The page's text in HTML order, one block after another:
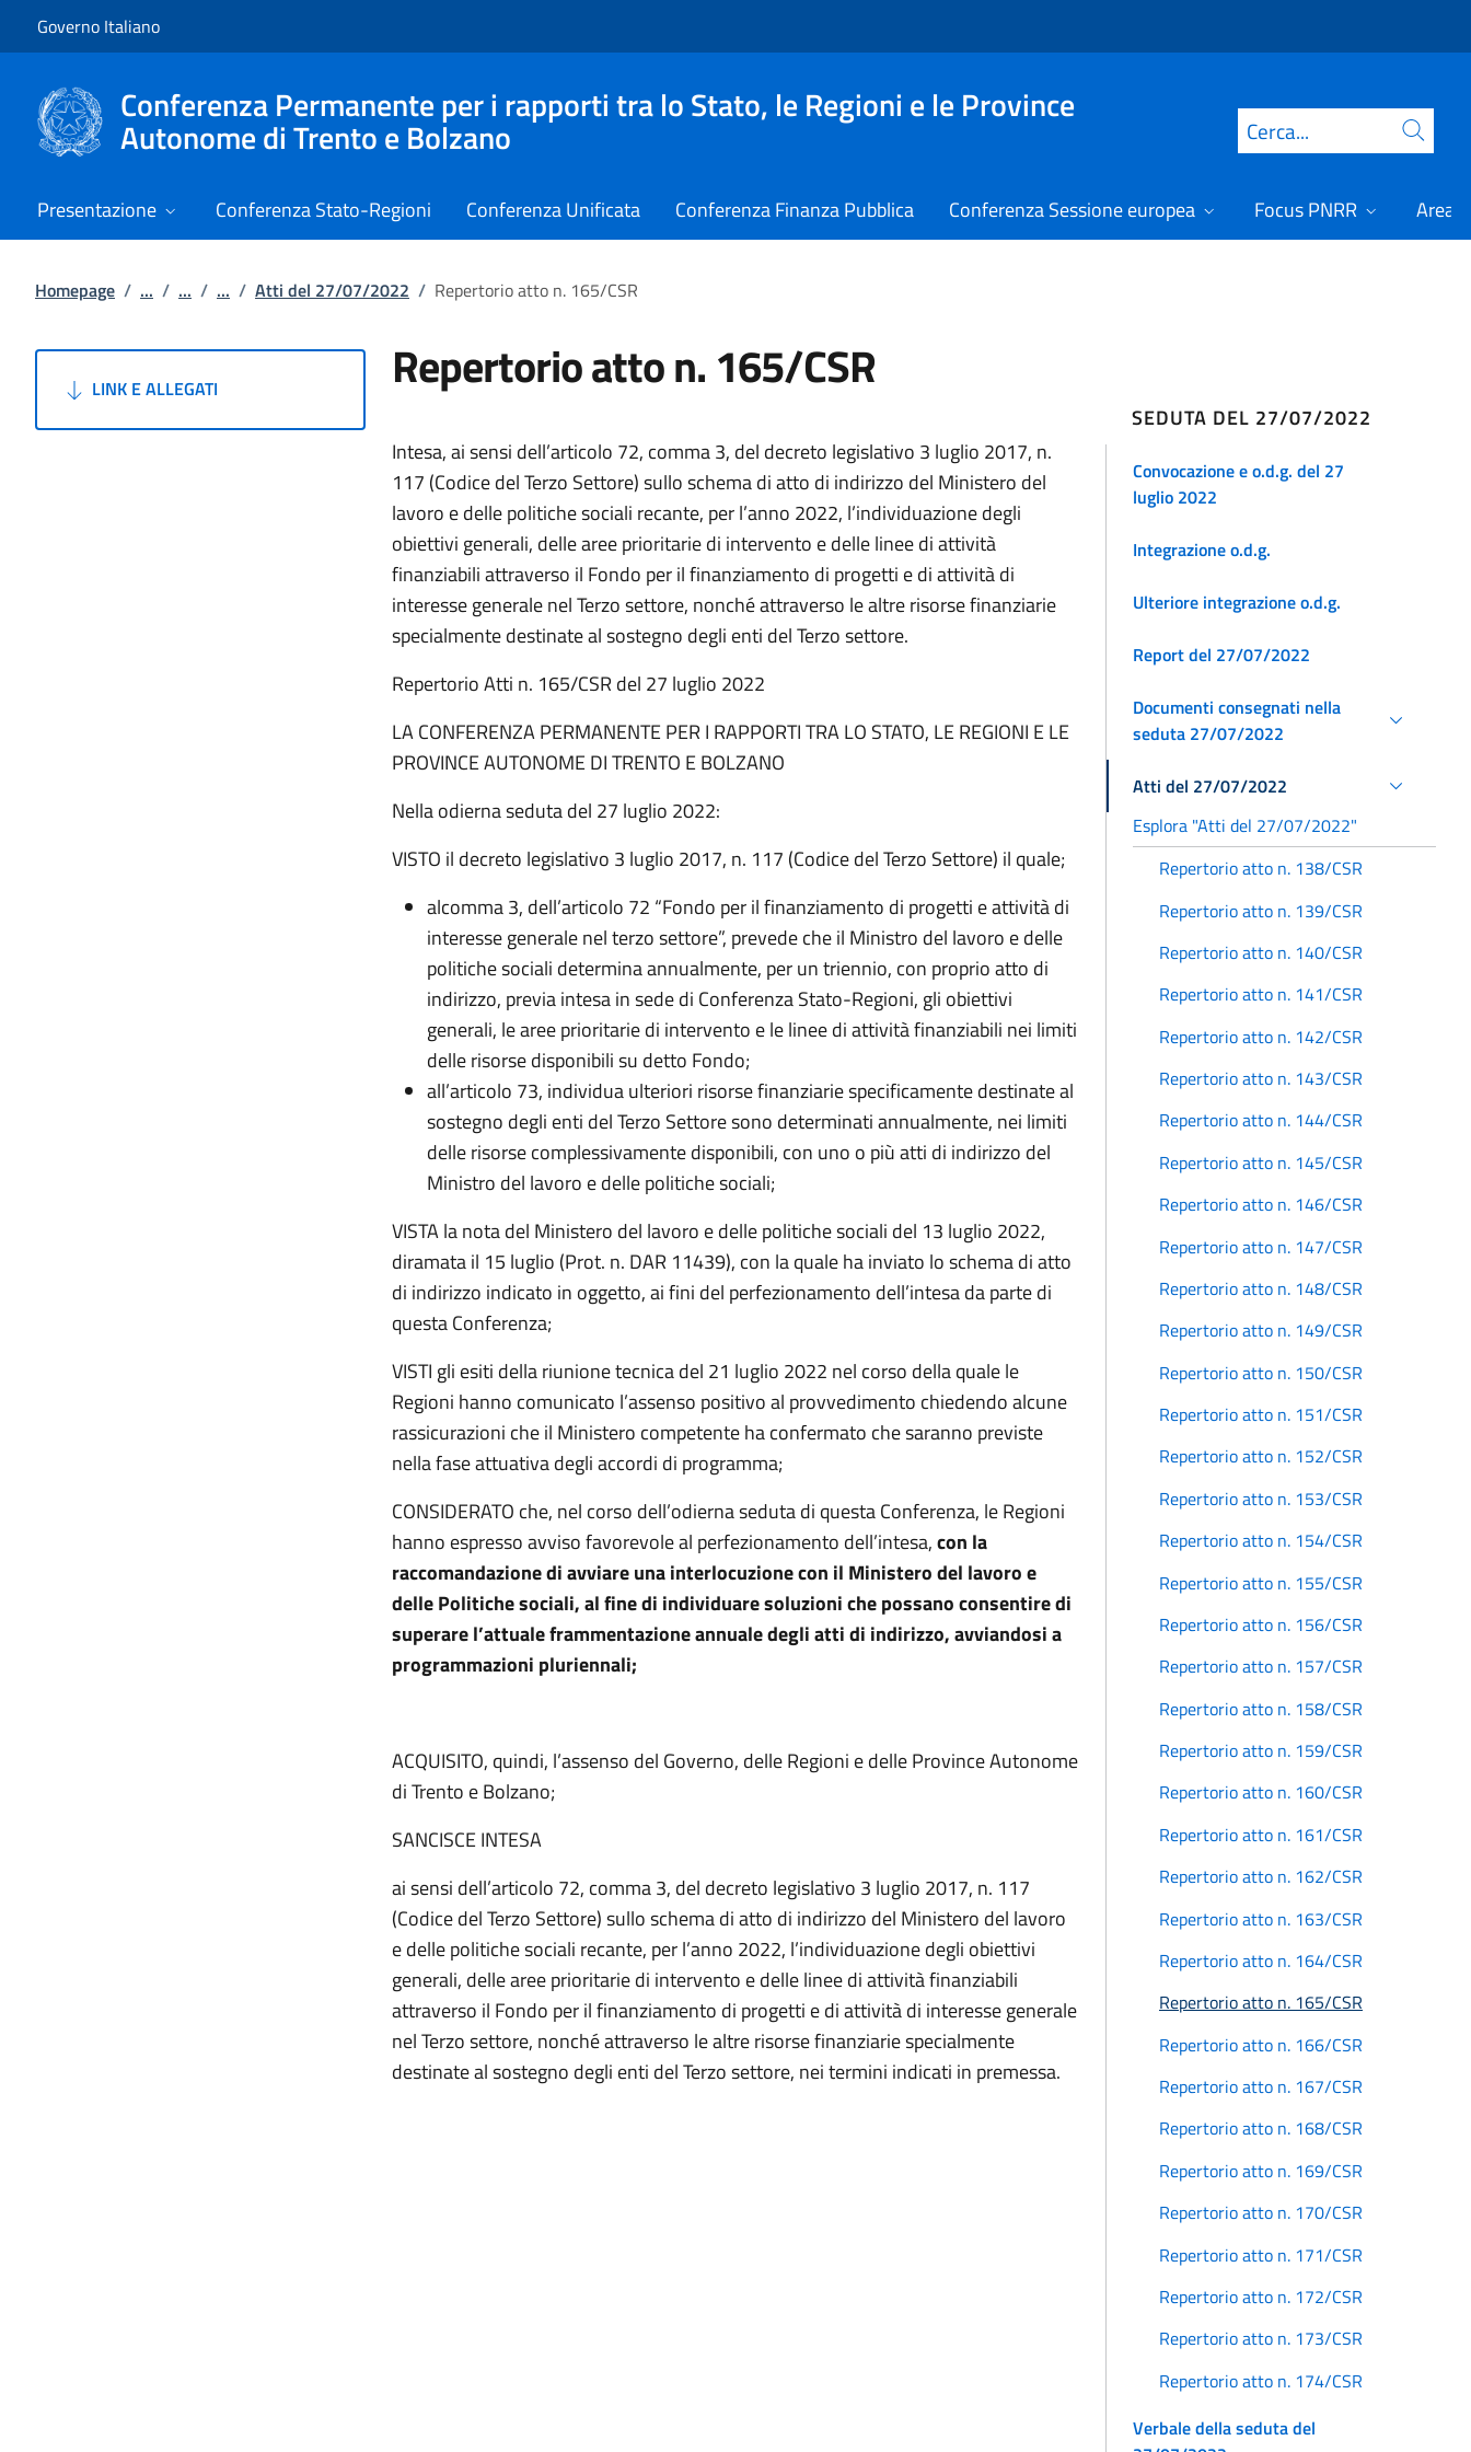
Governo Italiano
Conferenza Permanente per i rapporti tra lo Stato, le Regioni e le Province
Autonome di Trento e Bolzano Cerca
Presentazione Conferenza Stato-Regioni Conferenza Unificata Conferenza Finanza Pubblica Conferenza Sessione europea Focus PNRR Area
Homepage / ... / ... / ... / Atti del 27/07/2022 / Repertorio atto n. 165/CSR
LINK E ALLEGATI Repertorio atto n. 165/CSR
Intesa, ai sensi dell’articolo 72, comma 3, del decreto legislativo 3 luglio 2017, n.
117 (Codice del Terzo Settore) sullo schema di atto di indirizzo del Ministero del
lavoro e delle politiche sociali recante, per l’anno 2022, l’individuazione degli
obiettivi generali, delle aree prioritarie di intervento e delle linee di attività
finanziabili attraverso il Fondo per il finanziamento di progetti e di attività di
interesse generale nel Terzo settore, nonché attraverso le altre risorse finanziarie
specialmente destinate al sostegno degli enti del Terzo settore.
Repertorio Atti n. 165/CSR del 27 luglio 2022
LA CONFERENZA PERMANENTE PER I RAPPORTI TRA LO STATO, LE REGIONI E LE
PROVINCE AUTONOME DI TRENTO E BOLZANO
Nella odierna seduta del 27 luglio 2022:
VISTO il decreto legislativo 3 luglio 2017, n. 117 (Codice del Terzo Settore) il quale;
alcomma 3, dell’articolo 72 “Fondo per il finanziamento di progetti e attività di
interesse generale nel terzo settore”, prevede che il Ministro del lavoro e delle
politiche sociali determina annualmente, per un triennio, con proprio atto di
indirizzo, previa intesa in sede di Conferenza Stato-Regioni, gli obiettivi
generali, le aree prioritarie di intervento e le linee di attività finanziabili nei limiti
delle risorse disponibili su detto Fondo;
all’articolo 73, individua ulteriori risorse finanziarie specificamente destinate al
sostegno degli enti del Terzo Settore sono determinati annualmente, nei limiti
delle risorse complessivamente disponibili, con uno o più atti di indirizzo del
Ministro del lavoro e delle politiche sociali;
VISTA la nota del Ministero del lavoro e delle politiche sociali del 13 luglio 2022,
diramata il 15 luglio (Prot. n. DAR 11439), con la quale ha inviato lo schema di atto
di indirizzo indicato in oggetto, ai fini del perfezionamento dell’intesa da parte di
questa Conferenza;
VISTI gli esiti della riunione tecnica del 21 luglio 2022 nel corso della quale le
Regioni hanno comunicato l’assenso positivo al provvedimento chiedendo alcune
rassicurazioni che il Ministero competente ha confermato che saranno previste
nella fase attuativa degli accordi di programma;
CONSIDERATO che, nel corso dell’odierna seduta di questa Conferenza, le Regioni
hanno espresso avviso favorevole al perfezionamento dell’intesa,con la
raccomandazione di avviare una interlocuzione con il Ministero del lavoro e
delle Politiche sociali, al fine di individuare soluzioni che possano consentire di
superare l’attuale frammentazione annuale degli atti di indirizzo, avviandosi a
programmazioni pluriennali;
ACQUISITO, quindi, l’assenso del Governo, delle Regioni e delle Province Autonome
di Trento e Bolzano;
SANCISCE INTESA
ai sensi dell’articolo 72, comma 3, del decreto legislativo 3 luglio 2017, n. 117
(Codice del Terzo Settore) sullo schema di atto di indirizzo del Ministero del lavoro
e delle politiche sociali recante, per l’anno 2022, l’individuazione degli obiettivi
generali, delle aree prioritarie di intervento e delle linee di attività finanziabili
attraverso il Fondo per il finanziamento di progetti e di attività di interesse generale
nel Terzo settore, nonché attraverso le altre risorse finanziarie specialmente
destinate al sostegno degli enti del Terzo settore, nei termini indicati in premessa.
SEDUTA DEL 27/07/2022
Convocazione e o.d.g. del 27
luglio 2022
Integrazione o.d.g.
Ulteriore integrazione o.d.g.
Report del 27/07/2022
Documenti consegnati nella
seduta 27/07/2022
Atti del 27/07/2022
Esplora "Atti del 27/07/2022"
Repertorio atto n. 138/CSR
Repertorio atto n. 139/CSR
Repertorio atto n. 140/CSR
Repertorio atto n. 141/CSR
Repertorio atto n. 142/CSR
Repertorio atto n. 143/CSR
Repertorio atto n. 144/CSR
Repertorio atto n. 145/CSR
Repertorio atto n. 146/CSR
Repertorio atto n. 147/CSR
Repertorio atto n. 148/CSR
Repertorio atto n. 149/CSR
Repertorio atto n. 150/CSR
Repertorio atto n. 151/CSR
Repertorio atto n. 152/CSR
Repertorio atto n. 153/CSR
Repertorio atto n. 154/CSR
Repertorio atto n. 155/CSR
Repertorio atto n. 156/CSR
Repertorio atto n. 157/CSR
Repertorio atto n. 158/CSR
Repertorio atto n. 159/CSR
Repertorio atto n. 160/CSR
Repertorio atto n. 161/CSR
Repertorio atto n. 162/CSR
Repertorio atto n. 163/CSR
Repertorio atto n. 164/CSR
Repertorio atto n. 165/CSR
Repertorio atto n. 166/CSR
Repertorio atto n. 167/CSR
Repertorio atto n. 168/CSR
Repertorio atto n. 169/CSR
Repertorio atto n. 170/CSR
Repertorio atto n. 171/CSR
Repertorio atto n. 172/CSR
Repertorio atto n. 173/CSR
Repertorio atto n. 174/CSR
Verbale della seduta del